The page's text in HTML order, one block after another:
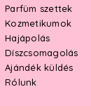
Parfüm szettek
Kozmetikumok
Hajápolás
Díszcsomagolás
Ajándék küldés
Rólunk